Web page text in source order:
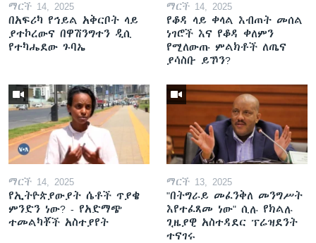
ማርች 14, 2025
በአፍሪካ የኅይል አቅርቦት ላይ
ያተኮረውና በዋሽንግተን ዲሲ
የተካሔደው ጉባኤ
ማርች 14, 2025
የቆዳ ላይ ቀላል እብጠት መሰል
ነገሮች እና የቆዳ ቀለምን
የሚለውጡ ምልክቶች ለጤና
ያሳስቡ ይኾን?
ማርች 14, 2025
የኢትዮጵያውያት ሴቶች ጥያቄ
ምንድን ነው? - የአድማጭ
ተመልካቾች አስተያየት
ማርች 13, 2025
"በትግራይ መፈንቅለ መንግሥት
እየተፈጸመ ነው" ሲሉ የክልሉ
ጊዜያዊ አስተዳደር ፕሬዝደንት
ተናገሩ